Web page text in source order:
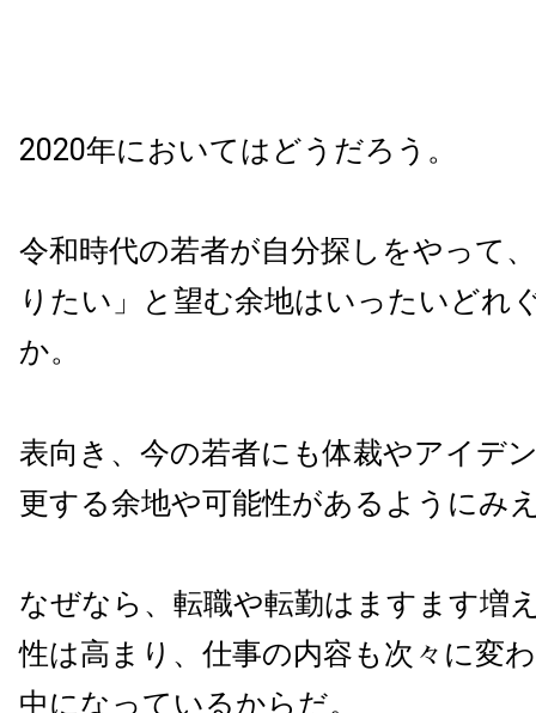
2020年においてはどうだろう。
令和時代の若者が自分探しをやって
りたい」と望む余地はいったいどれ
か。
表向き、今の若者にも体裁やアイデ
更する余地や可能性があるようにみ
なぜなら、転職や転勤はますます増
性は高まり、仕事の内容も次々に変
中になっているからだ。